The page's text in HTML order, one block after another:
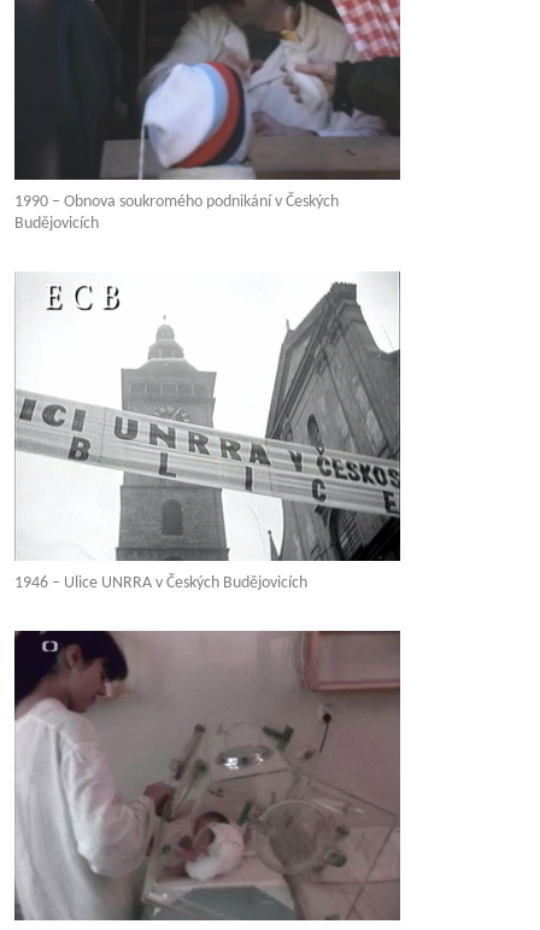
1990 – Obnova soukromého podnikání v Českých
Budějovicích
1946 – Ulice UNRRA v Českých Budějovicích